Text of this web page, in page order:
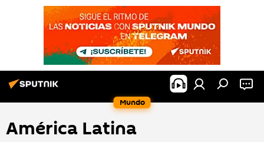
Mundo
América Latina